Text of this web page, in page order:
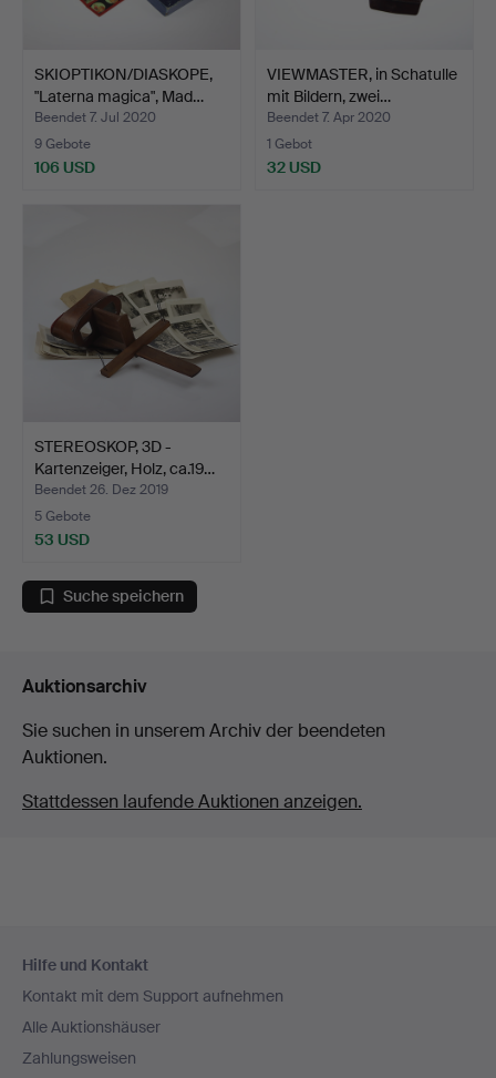
SKIOPTIKON/DIASKOPE,
"Laterna magica", Mad…
Beendet 7. Jul 2020
9 Gebote
106 USD
VIEWMASTER, in Schatulle
mit Bildern, zwei…
Beendet 7. Apr 2020
1 Gebot
32 USD
STEREOSKOP, 3D -
Kartenzeiger, Holz, ca.19…
Beendet 26. Dez 2019
5 Gebote
53 USD
Suche speichern
Auktionsarchiv
Sie suchen in unserem Archiv der beendeten
Auktionen.
Stattdessen laufende Auktionen anzeigen.
Navigation
Hilfe und Kontakt
Kontakt mit dem Support aufnehmen
Alle Auktionshäuser
Zahlungsweisen